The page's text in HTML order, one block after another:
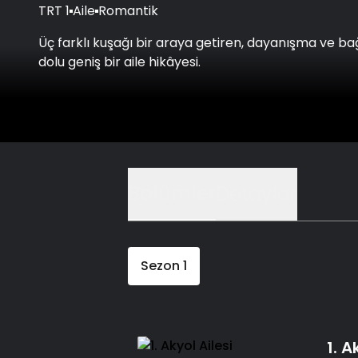
TRT 1 Aile Romantik
Üç farklı kuşağı bir araya getiren, dayanışma ve
dolu geniş bir aile hikâyesi.
Sezon 1
1.